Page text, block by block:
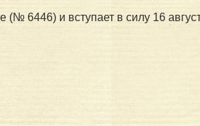
(№ 6446) и вступает в силу 16